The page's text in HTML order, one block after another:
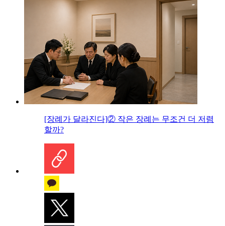
[장례가 달라진다]② 작은 장례는 무조건 더 저렴
할까?